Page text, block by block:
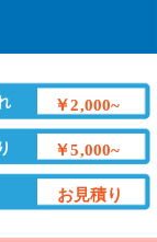
￥5,000~
お見積り
￥2,000~